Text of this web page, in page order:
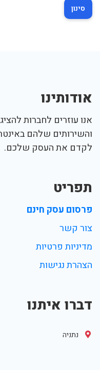
סינון
אודותינו
אנו עוזרים לחברות
והשירותים שלהם
לקדם את העסק שלכם.
תפריט
פרסום עסק חינם
צור קשר
מדיניות פרטיות
הצהרת נגישות
דברו איתנו
נתניה